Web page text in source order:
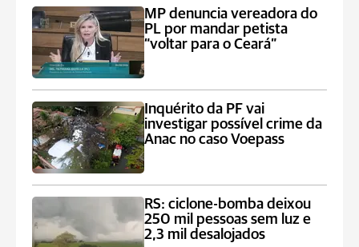
MP denuncia vereadora do
PL por mandar petista
“voltar para o Ceará”
Inquérito da PF vai
investigar possível crime da
Anac no caso Voepass
RS: ciclone-bomba deixou
250 mil pessoas sem luz e
2,3 mil desalojados